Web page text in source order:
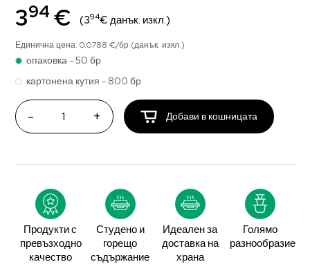
394 € (394€ данък. изкл.)
Единична цена: 0.0788 €/бр (данък. изкл.)
опаковка - 50 бр
картонена кутия - 800 бр
- + Добави в кошницата
Продукти с
превъзходно
качество
Студено и
горещо
съдържание
Идеален за
доставка на
храна
Голямо
разнообразие